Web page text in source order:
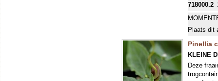
718000.2
Plaats dit
Pinellia
KLEINE
Deze